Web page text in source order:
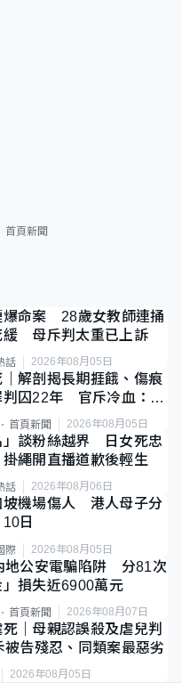
首頁新聞
爆命案 28歲女教師連捅
緩 母斥判太重已上訴
話 2026年08月05日
解剖揭長期捱餓、傷痕
囚22年 官斥冷血：同
首頁新聞 2026年08月05日
」談粉絲越界 日女死忠
繩開直播道歉後輕生
話 2026年08月06日
坡機場傷人 港人母子分
日
際 2026年08月05日
地公安電騙陷阱 分81次
損失近6900萬元
首頁新聞 2026年08月07日
｜母親認誤殺及虐兒判
告殘忍、同類案最惡劣
2026年08月05日